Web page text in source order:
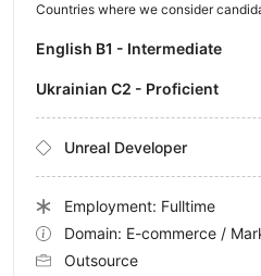
Countries where we consider
English B1 - Intermediate
Ukrainian C2 - Proficient
Unreal Developer
Employment: Fulltime
Domain: E-commerce /
Outsource